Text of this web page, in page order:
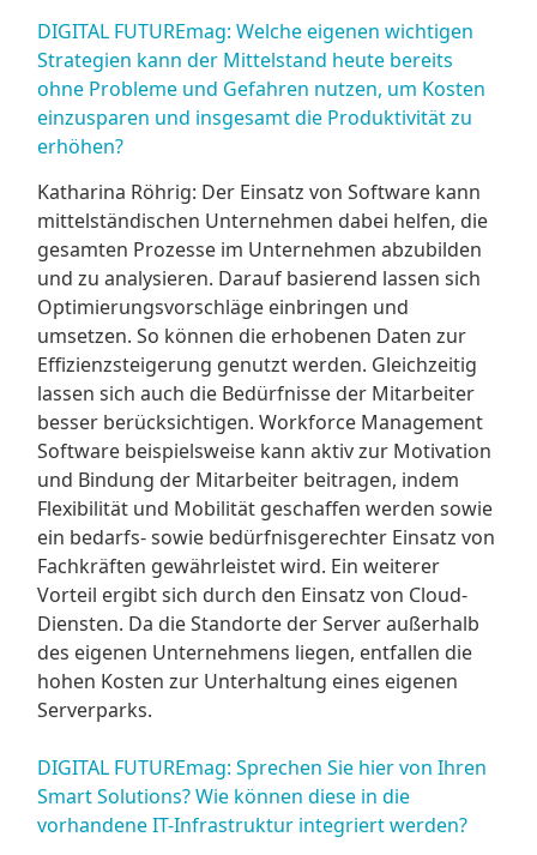
DIGITAL FUTUREmag: Welche eigenen wichtigen
Strategien kann der Mittelstand heute bereits
ohne Probleme und Gefahren nutzen, um Kosten
einzusparen und insgesamt die Produktivität zu
erhöhen?
Katharina Röhrig: Der Einsatz von Software kann
mittelständischen Unternehmen dabei helfen, die
gesamten Prozesse im Unternehmen abzubilden
und zu analysieren. Darauf basierend lassen sich
Optimierungsvorschläge einbringen und
umsetzen. So können die erhobenen Daten zur
Effizienzsteigerung genutzt werden. Gleichzeitig
lassen sich auch die Bedürfnisse der Mitarbeiter
besser berücksichtigen. Workforce Management
Software beispielsweise kann aktiv zur Motivation
und Bindung der Mitarbeiter beitragen, indem
Flexibilität und Mobilität geschaffen werden sowie
ein bedarfs- sowie bedürfnisgerechter Einsatz von
Fachkräften gewährleistet wird. Ein weiterer
Vorteil ergibt sich durch den Einsatz von Cloud-
Diensten. Da die Standorte der Server außerhalb
des eigenen Unternehmens liegen, entfallen die
hohen Kosten zur Unterhaltung eines eigenen
Serverparks.
DIGITAL FUTUREmag: Sprechen Sie hier von Ihren
Smart Solutions? Wie können diese in die
vorhandene IT-Infrastruktur integriert werden?